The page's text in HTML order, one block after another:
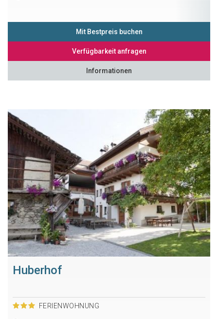
Mit Bestpreis buchen
Verfügbarkeit anfragen
Informationen
Huberhof
FERIENWOHNUNG